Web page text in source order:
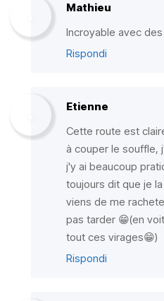
Mathieu
Incroyable avec
Rispondi
Etienne
Cette route est
à couper le souffle,
j'y ai beaucoup
toujours dit que je
viens de me
pas tarder 😁(en
tout ces virages😁)
Rispondi